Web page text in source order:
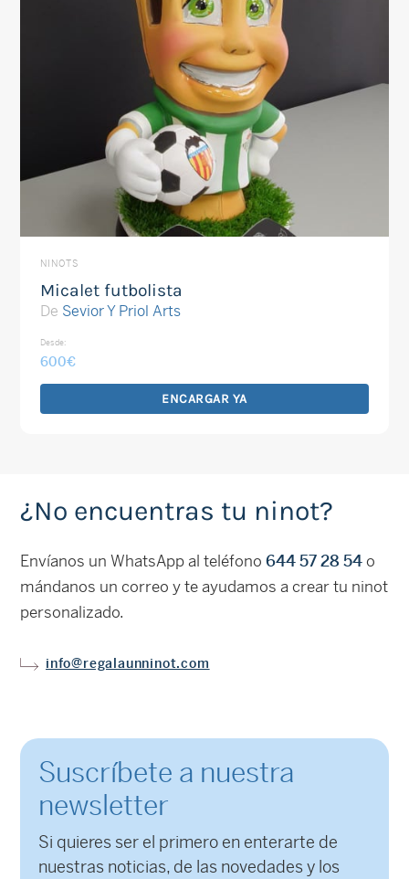
NINOTS
Micalet futbolista
De Sevior Y Priol Arts
Desde:
600€
ENCARGAR YA
¿No encuentras tu ninot?
Envíanos un WhatsApp al teléfono 644 57 28 54o
mándanos un correo y te ayudamos a crear tu ninot
personalizado.
info@regalaunninot.com
Suscríbete a nuestra
newsletter
Si quieres ser el primero en enterarte de
nuestras noticias, de las novedades y los